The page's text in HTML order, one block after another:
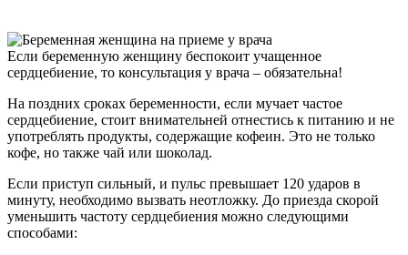
Если беременную женщину беспокоит учащенное
сердцебиение, то консультация у врача – обязательна!
На поздних сроках беременности, если мучает частое
сердцебиение, стоит внимательней отнестись к питанию и не
употреблять продукты, содержащие кофеин. Это не только
кофе, но также чай или шоколад.
Если приступ сильный, и пульс превышает 120 ударов в
минуту, необходимо вызвать неотложку. До приезда скорой
уменьшить частоту сердцебиения можно следующими
способами: